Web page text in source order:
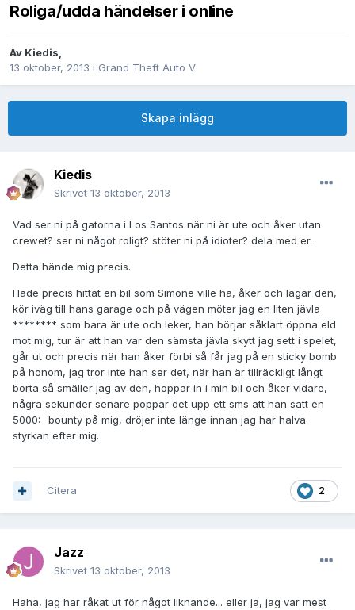
Roliga/udda händelser i online
Av Kiedis,
13 oktober, 2013 i Grand Theft Auto V
Skapa inlägg
Kiedis
Skrivet 13 oktober, 2013
Vad ser ni på gatorna i Los Santos när ni är ute och åker utan
crewet? ser ni något roligt? stöter ni på idioter? dela med er.
Detta hände mig precis.
Hade precis hittat en bil som Simone ville ha, åker och lagar den,
kör iväg till hans garage och på vägen möter jag en liten jävla
******** som bara är ute och leker, han börjar såklart öppna eld
mot mig, tur är att han var den sämsta jävla skytt jag sett i spelet,
går ut och precis när han åker förbi så får jag på en sticky bomb
på honom, jag tror inte han ser det, när han är tillräckligt långt
borta så smäller jag av den, hoppar in i min bil och åker vidare,
några sekunder senare poppar det upp ett sms att han satt en
5000:- bounty på mig, dröjer inte länge innan jag har halva
styrkan efter mig.
2
Citera
Jazz
Skrivet 13 oktober, 2013
Haha, jag har råkat ut för något liknande... eller ja, jag var mest